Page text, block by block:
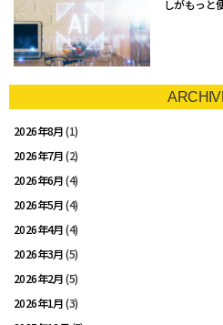
しがもっと
2026年8月(1)
2026年7月(2)
2026年6月(4)
2026年5月(4)
2026年4月(4)
2026年3月(5)
2026年2月(5)
2026年1月(3)